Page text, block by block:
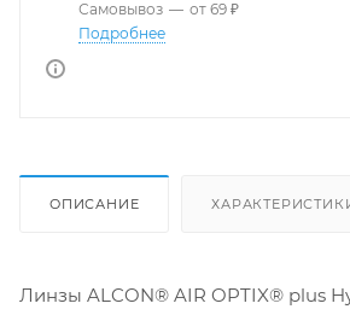
Самовывоз — от 69 ₽
Подробнее
ОПИСАНИЕ
Линзы ALCON® AIR OPTIX® plus